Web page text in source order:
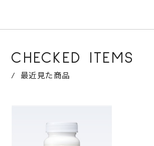
CHECKED ITEMS
最近見た商品